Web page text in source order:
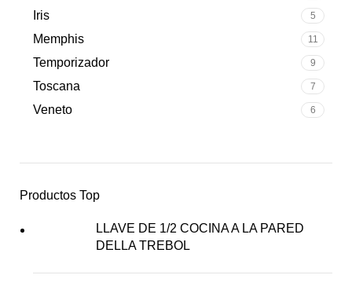
Iris 5
Memphis 11
Temporizador 9
Toscana 7
Veneto 6
Productos Top
LLAVE DE 1/2 COCINA A LA PARED
DELLA TREBOL